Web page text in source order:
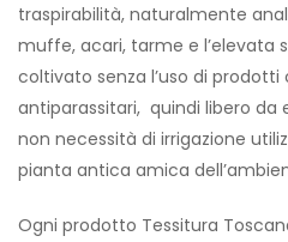
traspirabilità, naturalmente
muffe, acari, tarme e l’elevata
coltivato senza l’uso di prodotti
antiparassitari, quindi libero da
non necessità di irrigazione
pianta antica amica
Ogni prodotto Tessitura